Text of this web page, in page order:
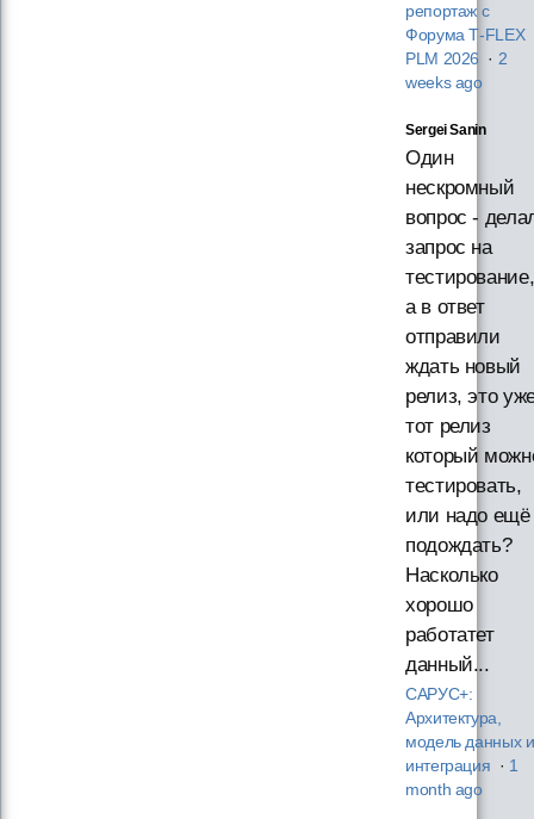
репортаж с
Форума T‑FLEX
PLM 2026 · 2
weeks ago
Sergei Sanin
Один
нескромный
вопрос -
запрос на
тестирование,
а в ответ
отправили
ждать новый
релиз, это
тот релиз
который
тестировать,
или надо ещё
подождать?
Насколько
хорошо
работатет
данный...
САРУС+:
Архитектура,
модель данных и
интеграция · 1
month ago